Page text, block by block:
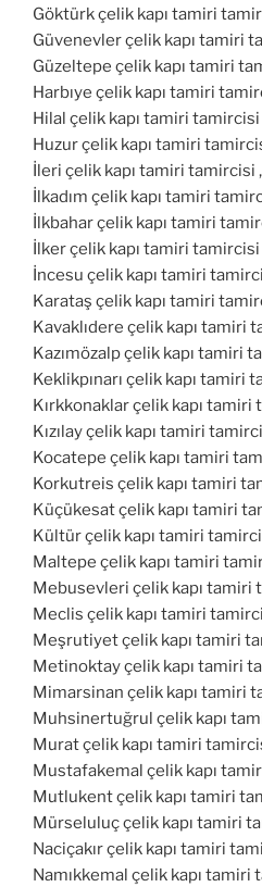
Göktürk çelik kapı tamiri
Güvenevler çelik kapı tamiri
Güzeltepe çelik kapı tamiri
Harbıye çelik kapı tamiri
Hilal çelik kapı tamiri tamircisi
Huzur çelik kapı tamiri
İleri çelik kapı tamiri tamircisi ,
İlkadım çelik kapı tamiri
İlkbahar çelik kapı tamiri
İlker çelik kapı tamiri tamircisi
İncesu çelik kapı tamiri
Karataş çelik kapı tamiri
Kavaklıdere çelik kapı tamiri
Kazımözalp çelik kapı tamiri
Keklikpınarı çelik kapı tamiri
Kırkkonaklar çelik kapı tamiri
Kızılay çelik kapı tamiri
Kocatepe çelik kapı tamiri
Korkutreis çelik kapı tamiri
Küçükesat çelik kapı tamiri
Kültür çelik kapı tamiri
Maltepe çelik kapı tamiri
Mebusevleri çelik kapı tamiri
Meclis çelik kapı tamiri
Meşrutiyet çelik kapı tamiri
Metinoktay çelik kapı tamiri
Mimarsinan çelik kapı tamiri
Muhsinertuğrul çelik kapı
Murat çelik kapı tamiri
Mustafakemal çelik kapı
Mutlukent çelik kapı tamiri
Mürseluluç çelik kapı tamiri
Naciçakır çelik kapı tamiri
Namıkkemal çelik kapı tamiri